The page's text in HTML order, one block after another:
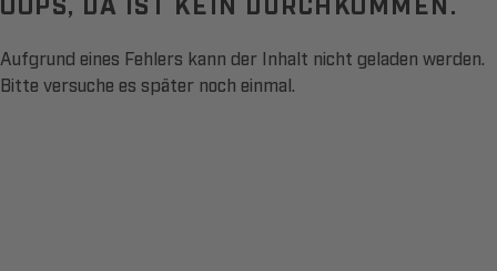
Aufgrund eines Fehlers kann der Inhalt nicht geladen werden.
Bitte versuche es später noch einmal.